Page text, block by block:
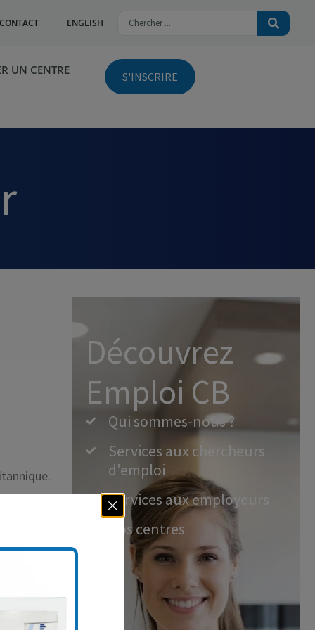
CONTACT ENGLISH
UN CENTRE S'INSCRIRE
Découvrez
Emploi CB
Qui sommes-nous ?
Services aux chercheurs
d'emploi
Services aux employeurs
Nos centres